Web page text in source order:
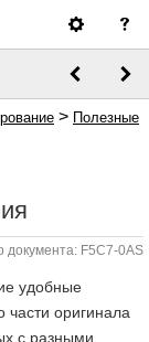
> Полезные
документа: F5C7-0AS
удобные
части оригинала
с разными